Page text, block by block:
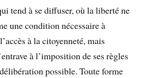
tend à se diffuser, où laliberté ne
une condition nécessaire à
à la citoyenneté, mais
à l’imposition de ses règles
possible. Toute forme